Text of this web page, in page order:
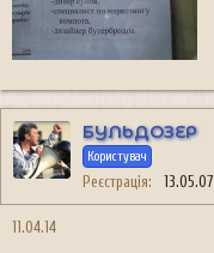
БУЛЬДОЗЕР
Користувач
Реєстрація 13.05.07
11.04.14